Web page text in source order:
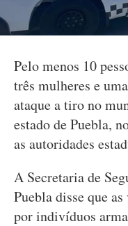
Pelo menos 10
três mulheres e
ataque a tiro no
estado de Puebla,
as autoridades
A Secretaria de
Puebla disse que
por indivíduos